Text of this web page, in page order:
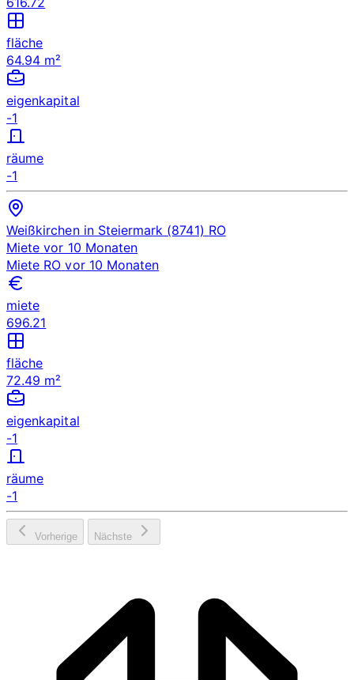
fläche
64.94 m²
eigenkapital
-1
räume
-1
Weißkirchen in Steiermark (8741) RO
Miete vor 10 Monaten
Miete RO vor 10 Monaten
miete
696.21
fläche
72.49 m²
eigenkapital
-1
räume
-1
Vorherige Nächste